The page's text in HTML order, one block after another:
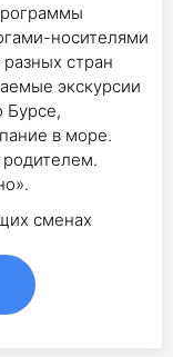
носителями
стран
экскурсии
Бурсе,
в море.
родителем.
сменах